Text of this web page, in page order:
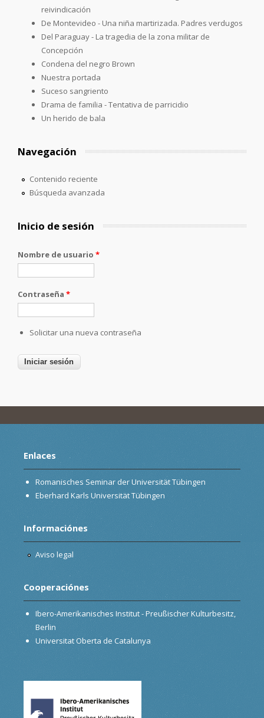
reivindicación
De Montevideo - Una niña martirizada. Padres verdugos
Del Paraguay - La tragedia de la zona militar de
Concepción
Condena del negro Brown
Nuestra portada
Suceso sangriento
Drama de familia - Tentativa de parricidio
Un herido de bala
Navegación
Contenido reciente
Búsqueda avanzada
Inicio de sesión
Nombre de usuario *
Contraseña *
Solicitar una nueva contraseña
Enlaces
Romanisches Seminar der Universität Tübingen
Eberhard Karls Universität Tübingen
Informaciónes
Aviso legal
Cooperaciónes
Ibero-Amerikanisches Institut - Preußischer Kulturbesitz,
Berlin
Universitat Oberta de Catalunya